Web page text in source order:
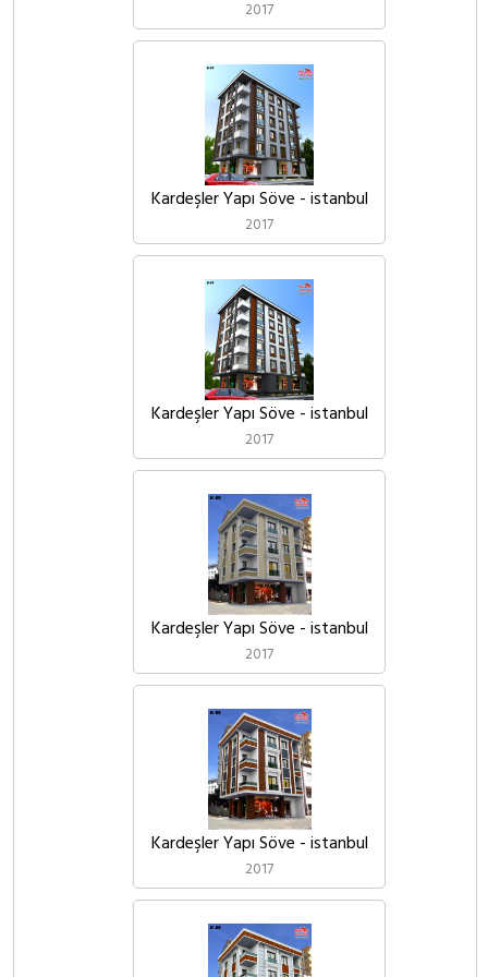
2017
Kardeşler Yapı Söve - istanbul
2017
Kardeşler Yapı Söve - istanbul
2017
Kardeşler Yapı Söve - istanbul
2017
Kardeşler Yapı Söve - istanbul
2017